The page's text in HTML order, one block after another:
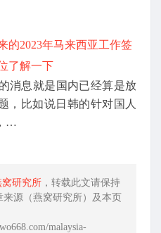
的2023年马来西亚工作签
了解一下
消息就是国内已经算是放
，比如说日韩的针对国人
…
窝研究所 ，转载此文请保持
源（燕窝研究所）及本页
malaysia-